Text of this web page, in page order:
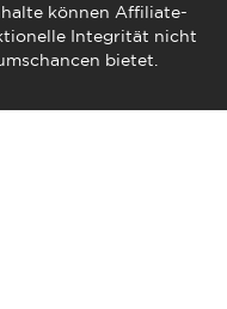
können Affiliate-
Integrität nicht
bietet.